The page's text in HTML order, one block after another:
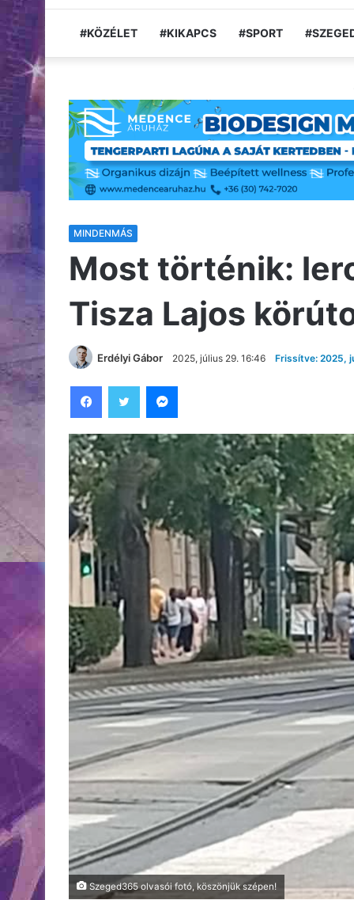
#KÖZÉLET #KIKAPCS #SPORT
MINDENMÁS
Most történik:
Tisza Lajos
Erdélyi Gábor 2025, július 29. 16:46 Frissítve: 2025,
Szeged365 olvasói fotó, köszönjük szépen!